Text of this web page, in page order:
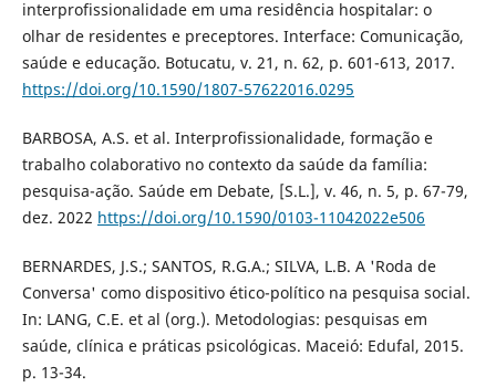
interprofissionalidade em uma residência hospitalar: o
olhar de residentes e preceptores. Interface: Comunicação,
saúde e educação. Botucatu, v. 21, n. 62, p. 601-613, 2017.
https://doi.org/10.1590/1807-57622016.0295
BARBOSA, A.S. et al. Interprofissionalidade, formação e
trabalho colaborativo no contexto da saúde da família:
pesquisa-ação. Saúde em Debate, [S.L.], v. 46, n. 5, p. 67-79,
dez. 2022 https://doi.org/10.1590/0103-11042022e506
BERNARDES, J.S.; SANTOS, R.G.A.; SILVA, L.B. A 'Roda de
Conversa' como dispositivo ético-político na pesquisa social.
In: LANG, C.E. et al (org.). Metodologias: pesquisas em
saúde, clínica e práticas psicológicas. Maceió: Edufal, 2015.
p. 13-34.